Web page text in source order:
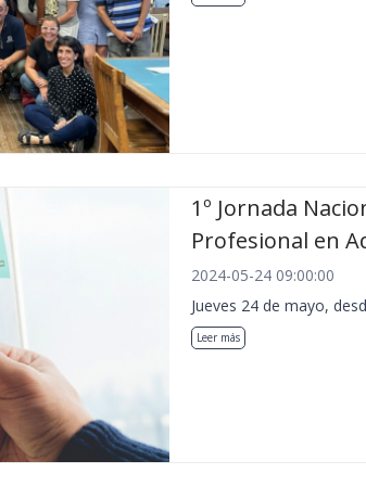
1º Jornada
Profesional en
2024-05-24 09:00:00
Jueves 24 de mayo,
Leer más